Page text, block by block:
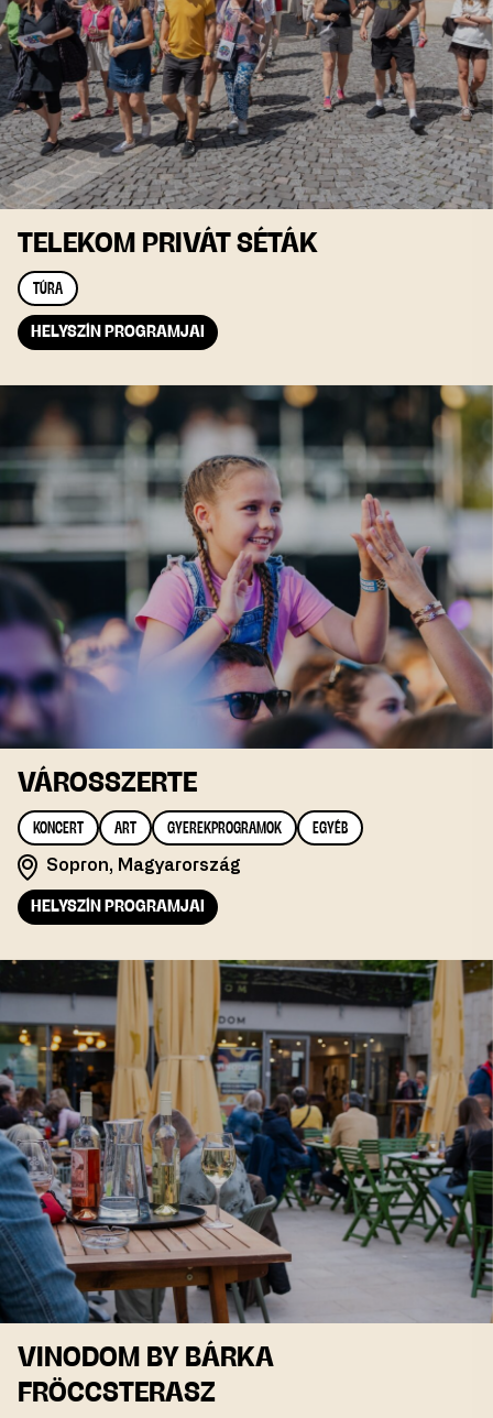
TELEKOM PRIVÁT SÉTÁK
TÚRA
HELYSZÍN PROGRAMJAI
VÁROSSZERTE
KONCERT ART GYEREKPROGRAMOK EGYÉB
Sopron, Magyarország
HELYSZÍN PROGRAMJAI
VINODOM BY BÁRKA
FRÖCCSTERASZ